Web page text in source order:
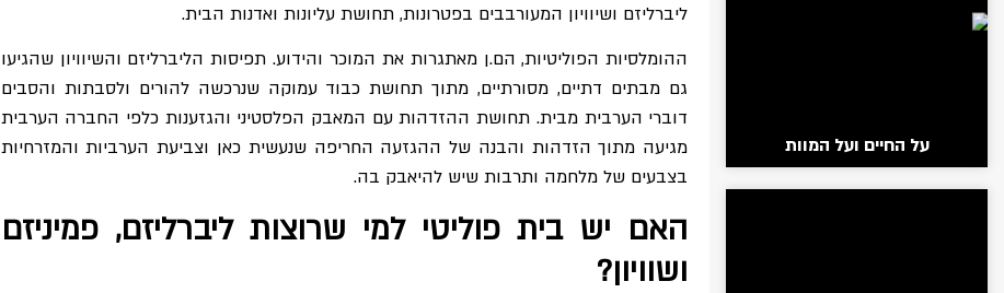
על החיים ועל המוות
ליברליזם ושיוויון המעורבבים בפטרונות, תחושת עליונות ואדנות הבית.
ההומלסיות הפוליטיות, הם.ן מאתגרות את המוכר והידוע. תפיסות הליברליזם והשיוויון שהגיעו
גם מבתים דתיים, מסורתיים, מתוך תחושת כבוד עמוקה שנרכשה להורים ולסבתות והסבים
דוברי הערבית מבית. תחושת ההזדהות עם המאבק הפלסטיני והגזענות כלפי החברה הערבית
מגיעה מתוך הזדהות והבנה של ההגזעה החריפה שנעשית כאן וצביעת הערביות והמזרחיות
בצבעים של מלחמה ותרבות שיש להיאבק בה.
האם יש בית פוליטי למי שרוצות ליברליזם, פמיניזם
ושוויון?